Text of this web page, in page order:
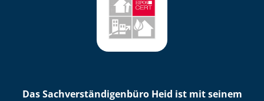
Das Sach­ver­stän­di­gen­bü­ro Heid ist mit seinem